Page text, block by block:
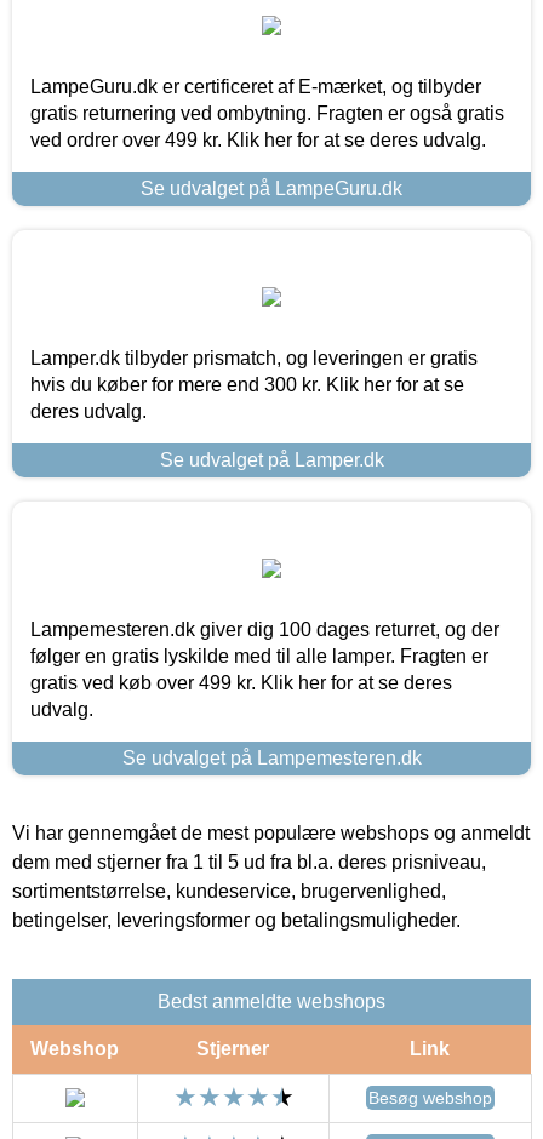
LampeGuru.dk er certificeret af E-mærket, og tilbyder
gratis returnering ved ombytning. Fragten er også gratis
ved ordrer over 499 kr. Klik her for at se deres udvalg.
Se udvalget på LampeGuru.dk
Lamper.dk tilbyder prismatch, og leveringen er gratis
hvis du køber for mere end 300 kr. Klik her for at se
deres udvalg.
Se udvalget på Lamper.dk
Lampemesteren.dk giver dig 100 dages returret, og der
følger en gratis lyskilde med til alle lamper. Fragten er
gratis ved køb over 499 kr. Klik her for at se deres
udvalg.
Se udvalget på Lampemesteren.dk
Vi har gennemgået de mest populære webshops og anmeldt
dem med stjerner fra 1 til 5 ud fra bl.a. deres prisniveau,
sortimentstørrelse, kundeservice, brugervenlighed,
betingelser, leveringsformer og betalingsmuligheder.
Bedst anmeldte webshops
Webshop Stjerner Link
Besøg webshop